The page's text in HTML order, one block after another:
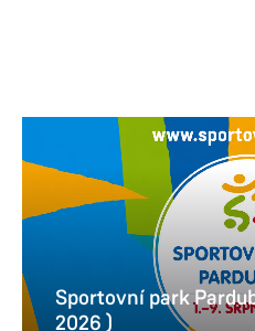
Sportovní park
2026 )